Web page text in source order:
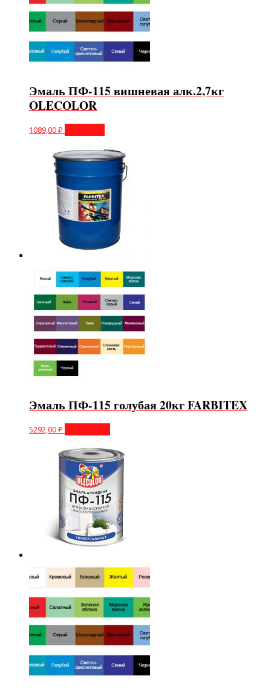
Эмаль ПФ-115 вишневая алк.2,7кг
OLECOLOR
1089,00₽
Эмаль ПФ-115 голубая 20кг FARBITEX
5292,00₽